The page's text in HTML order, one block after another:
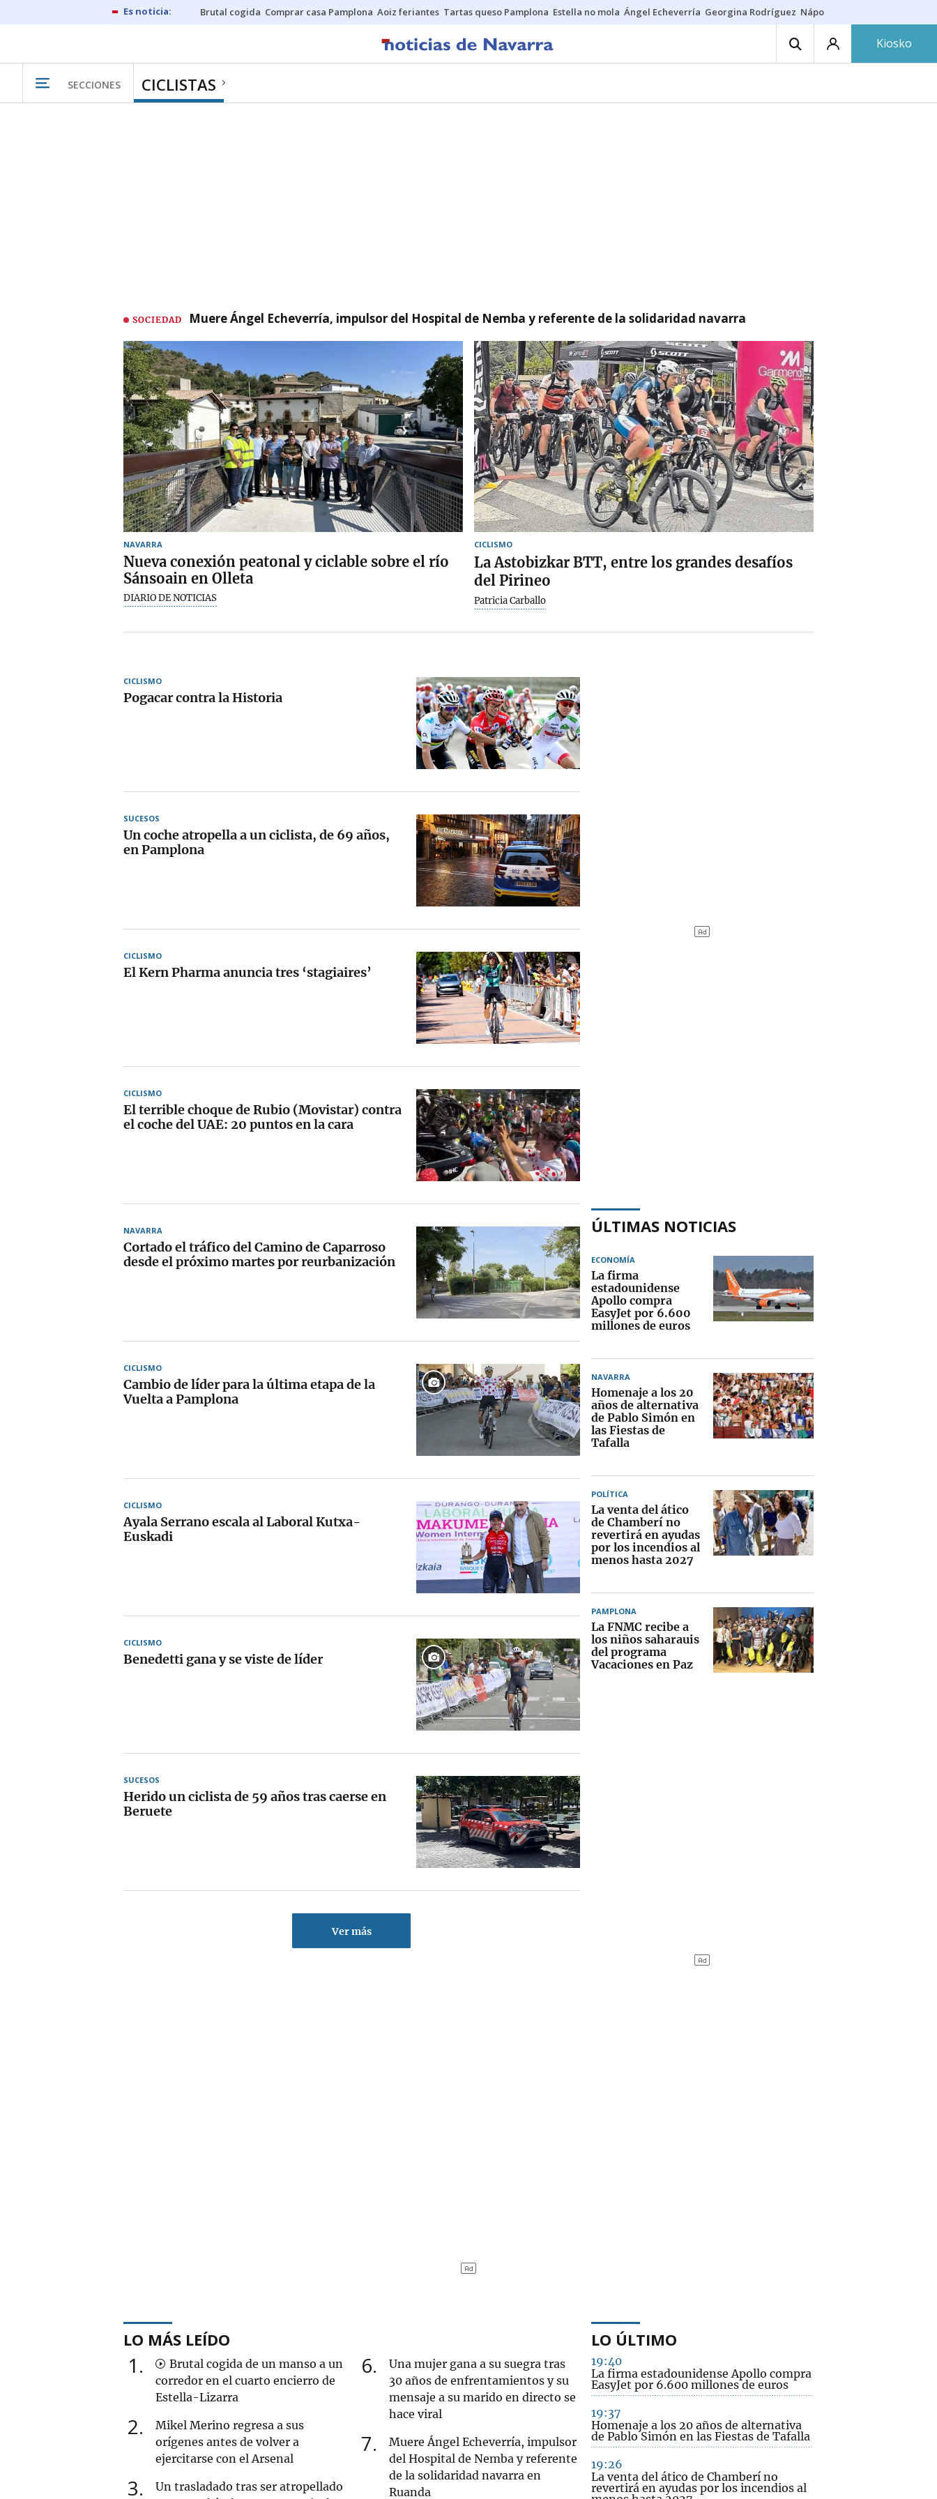
Brutal cogida Comprar casa Pamplona Aoiz feriantes Tartas queso Pamplona Estella no mola Ángel Echeverría Georgina Rodríguez Nápoles - Osasuna
Kiosko
SECCIONES CICLISTAS
SOCIEDAD Muere Ángel Echeverría, impulsor del Hospital de Nemba y referente de la solidaridad navarra
NAVARRA
Nueva conexión peatonal y ciclable sobre el río
Sánsoain en Olleta
DIARIO DE NOTICIAS
CICLISMO
La Astobizkar BTT, entre los grandes desafíos
del Pirineo
Patricia Carballo
CICLISMO
Pogacar contra la Historia
SUCESOS
Un coche atropella a un ciclista, de 69 años,
en Pamplona
CICLISMO
El Kern Pharma anuncia tres ‘stagiaires’
CICLISMO
El terrible choque de Rubio (Movistar) contra
el coche del UAE: 20 puntos en la cara
NAVARRA
Cortado el tráfico del Camino de Caparroso
desde el próximo martes por reurbanización
CICLISMO
Cambio de líder para la última etapa de la
Vuelta a Pamplona
CICLISMO
Ayala Serrano escala al Laboral Kutxa-
Euskadi
CICLISMO
Benedetti gana y se viste de líder
SUCESOS
Herido un ciclista de 59 años tras caerse en
Beruete
Ver más
ÚLTIMAS NOTICIAS
ECONOMÍA
La firma
estadounidense
Apollo compra
EasyJet por 6.600
millones de euros
NAVARRA
Homenaje a los 20
años de alternativa
de Pablo Simón en
las Fiestas de
Tafalla
POLÍTICA
La venta del ático
de Chamberí no
revertirá en ayudas
por los incendios al
menos hasta 2027
PAMPLONA
La FNMC recibe a
los niños saharauis
del programa
Vacaciones en Paz
LO MÁS LEÍDO
1
Brutal cogida de un manso a un
corredor en el cuarto encierro de
Estella-Lizarra
2
Mikel Merino regresa a sus
orígenes antes de volver a
ejercitarse con el Arsenal
3
Un trasladado tras ser atropellado
6
Una mujer gana a su suegra tras
30 años de enfrentamientos y su
mensaje a su marido en directo se
hace viral
7
Muere Ángel Echeverría, impulsor
del Hospital de Nemba y referente
de la solidaridad navarra en
Ruanda
LO ÚLTIMO
19:40
La firma estadounidense Apollo compra
EasyJet por 6.600 millones de euros
19:37
Homenaje a los 20 años de alternativa
de Pablo Simón en las Fiestas de Tafalla
19:26
La venta del ático de Chamberí no
revertirá en ayudas por los incendios al